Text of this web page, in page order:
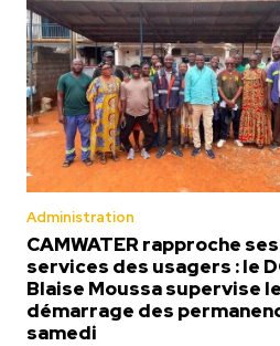
Administration
CAMWATER rapproche ses
services des usagers : le
Blaise Moussa supervise le
démarrage des
samedi